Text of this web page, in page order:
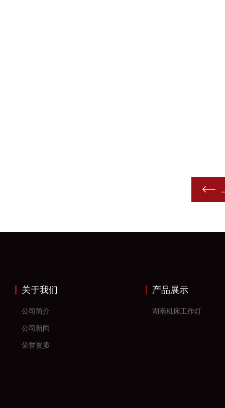
关于我们
公司简介
公司新闻
荣誉资质
产品展示
湖南机床工作灯